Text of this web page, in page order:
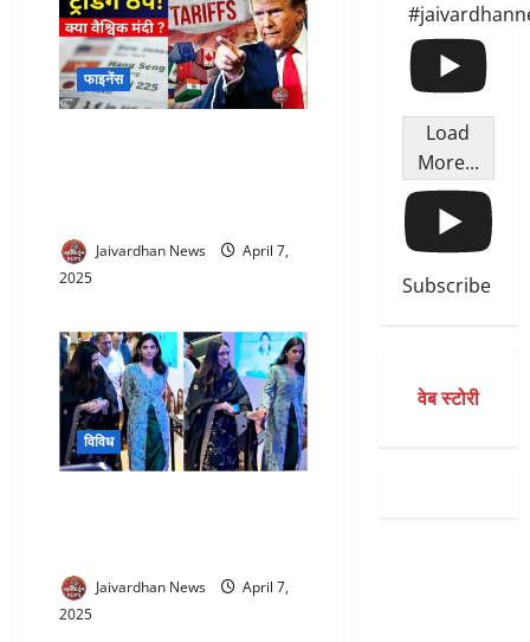
फाइनेंस
Jaivardhan News
April 7,
2025
विविध
Jaivardhan News
April 7,
2025
Load
More...
Subscribe
वेब स्टोरी